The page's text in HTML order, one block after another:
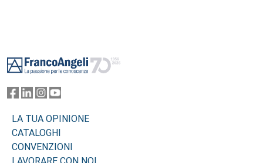
LA TUA OPINIONE
CATALOGHI
CONVENZIONI